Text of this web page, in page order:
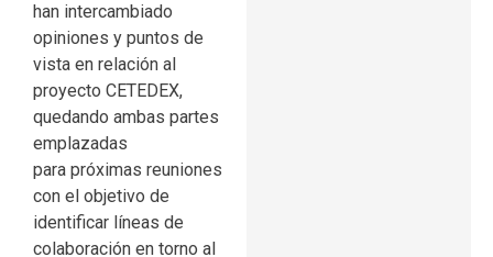
han intercambiado
opiniones y puntos de
vista en relación al
proyecto CETEDEX,
quedando ambas partes
emplazadas
para próximas reuniones
con el objetivo de
identificar líneas de
colaboración en torno al